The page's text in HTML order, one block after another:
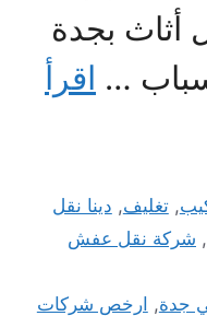
أثاث بجدة
… اقرأ
,تغليف, دينا نقل
, شركة نقل عفش
جدة, ارخص شركات